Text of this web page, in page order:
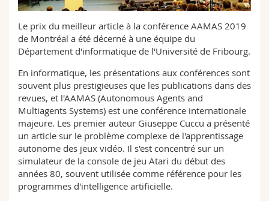
Sciences et médecine
Interfacultaire
Collaborateurs
Doctorants
Webmail
Programme des cours
MyUnifr
Le prix du meilleur article à la conférence AAMAS 2019
de Montréal a été décerné à une équipe du
Département d'informatique de l'Université de Fribourg.
En informatique, les présentations aux conférences sont
souvent plus prestigieuses que les publications dans des
revues, et l'AAMAS (Autonomous Agents and
Multiagents Systems) est une conférence internationale
majeure. Les premier auteur Giuseppe Cuccu a présenté
un article sur le problème complexe de l'apprentissage
autonome des jeux vidéo. Il s'est concentré sur un
simulateur de la console de jeu Atari du début des
années 80, souvent utilisée comme référence pour les
programmes d'intelligence artificielle.